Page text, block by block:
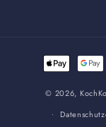
© 2026,